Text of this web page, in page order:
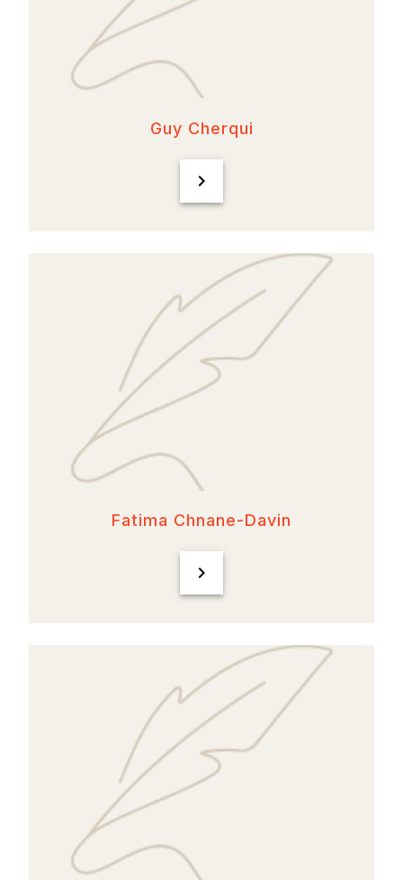
Guy Cherqui
chevron_right
Fatima Chnane-Davin
chevron_right